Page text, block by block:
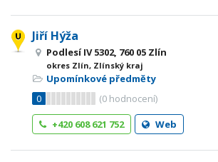
Jiří Hýža
Podlesí IV 5302, 760 05 Zlín
okres Zlín, Zlínský kraj
Upomínkové předměty
0
(0 hodnocení)
+420 608 621 752
Web